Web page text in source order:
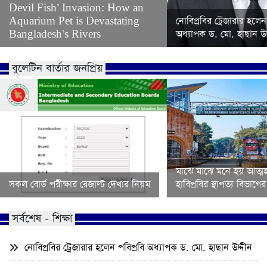
Devil Fish’ Invasion: How an
Aquarium Pet is Devastating
Bangladesh’s Rivers
নোবিপ্রবির ট্রেজারার
অধ্যাপক ড. মো. হাছান
বুলেটিন বার্তার জনপ্রিয়
সকল বোর্ড পরীক্ষার রেজাল্ট দেখার নিয়ম
মাঝে মাঝে মনে হয়
হাবিপ্রবির স্থাপত্য
সর্বশেষ - শিক্ষা
নোবিপ্রবির ট্রেজারার হলেন পবিপ্রবি অধ্যাপক ড. মো. হাছান উদ্দীন